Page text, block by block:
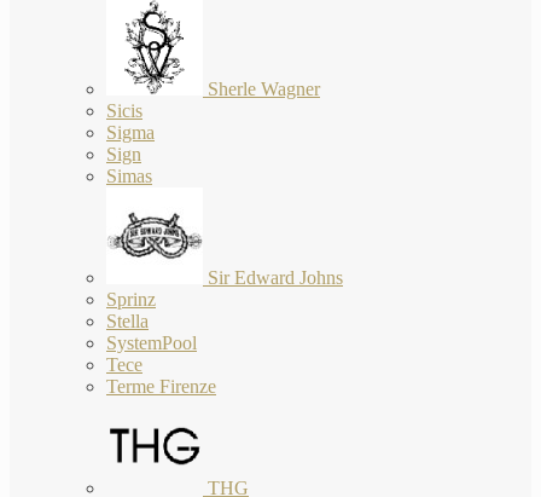
Sherle Wagner
Sicis
Sigma
Sign
Simas
Sir Edward Johns
Sprinz
Stella
SystemPool
Tece
Terme Firenze
THG